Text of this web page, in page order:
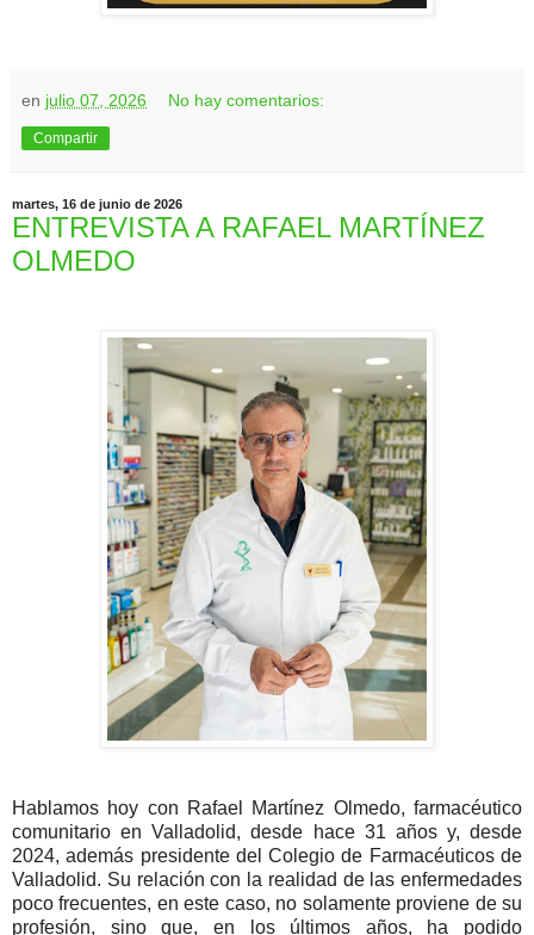
en julio 07, 2026 No hay comentarios:
Compartir
martes, 16 de junio de 2026
ENTREVISTA A RAFAEL MARTÍNEZ
OLMEDO
Hablamos hoy con Rafael Martínez Olmedo, farmacéutico
comunitario en Valladolid, desde hace 31 años y, desde
2024, además presidente del Colegio de Farmacéuticos de
Valladolid. Su relación con la realidad de las enfermedades
poco frecuentes, en este caso, no solamente proviene de su
profesión, sino que, en los últimos años, ha podido